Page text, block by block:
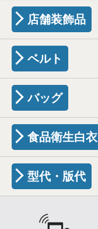
店舗装飾品
ベルト
バッグ
食品衛生白衣
型代・版代